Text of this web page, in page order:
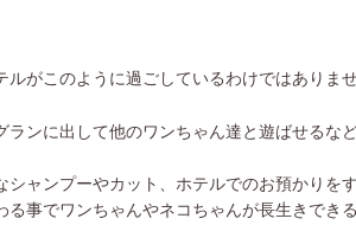
ルがこのように過ごしているわけではありま
ランに出して他のワンちゃん達と遊ばせるな
シャンプーやカット、ホテルでのお預かりを
る事でワンちゃんやネコちゃんが長生きで